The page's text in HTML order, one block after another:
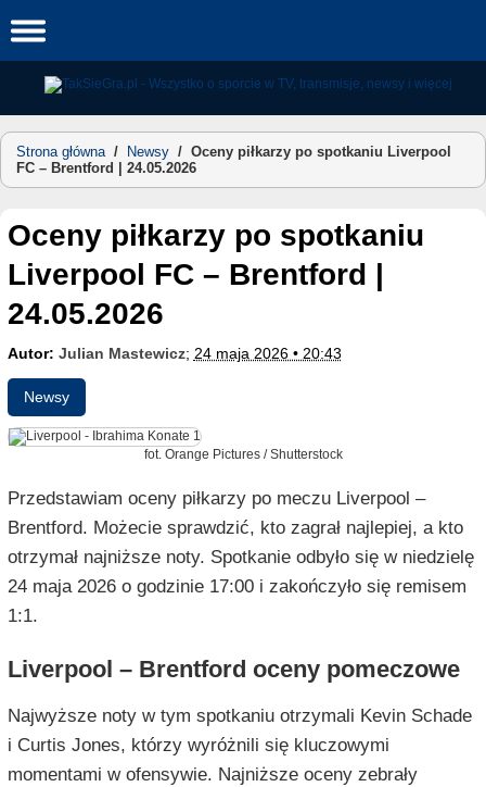
to
Strona główna/ Newsy / Oceny piłkarzy po spotkaniu Liverpool
FC – Brentford | 24.05.2026
Oceny piłkarzy po spotkaniu
Liverpool FC – Brentford |
24.05.2026
Autor: Julian Mastewicz; 24 maja 2026 • 20:43
Newsy
fot. Orange Pictures / Shutterstock
Przedstawiam oceny piłkarzy po meczu Liverpool –
Brentford. Możecie sprawdzić, kto zagrał najlepiej, a kto
otrzymał najniższe noty. Spotkanie odbyło się w niedzielę
24 maja 2026 o godzinie 17:00 i zakończyło się remisem
1:1.
Liverpool – Brentford oceny pomeczowe
Najwyższe noty w tym spotkaniu otrzymali Kevin Schade
i Curtis Jones, którzy wyróżnili się kluczowymi
momentami w ofensywie. Najniższe oceny zebrały